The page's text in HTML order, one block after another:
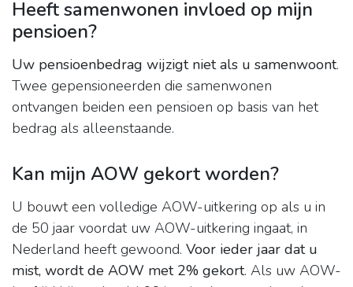
Heeft samenwonen invloed op mijn
pensioen?
Uw pensioenbedrag wijzigt niet als u samenwoont.
Twee gepensioneerden die samenwonen
ontvangen beiden een pensioen op basis van het
bedrag als alleenstaande.
Kan mijn AOW gekort worden?
U bouwt een volledige AOW-uitkering op als u in
de 50 jaar voordat uw AOW-uitkering ingaat, in
Nederland heeft gewoond. Voor ieder jaar dat u
mist, wordt de AOW met 2% gekort. Als uw AOW-